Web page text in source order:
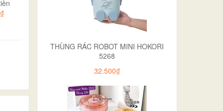
THÙNG RÁC ROBOT MINI HOKORI
5268
32.500₫